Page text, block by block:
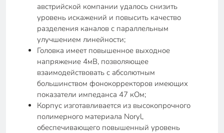
австрийской компании удалось снизить
уровень искажений и повысить качество
разделения каналов с параллельным
улучшением линейности;
Головка имеет повышенное выходное
напряжение 4мВ, позволяющее
взаимодействовать с абсолютным
большинством фонокорректоров имеющих
показатели импеданса 47 кОм;
Корпус изготавливается из высокопрочного
полимерного материала Noryl,
обеспечивающего повышенный уровень